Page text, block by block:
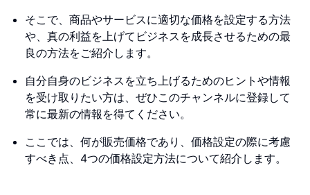
そこで、商品やサービスに適切な価格を設定する方法
や、真の利益を上げてビジネスを成長させるための最
良の方法をご紹介します。
自分自身のビジネスを立ち上げるためのヒントや情報
を受け取りたい方は、ぜひこのチャンネルに登録して
常に最新の情報を得てください。
ここでは、何が販売価格であり、価格設定の際に考慮
すべき点、4つの価格設定方法について紹介します。